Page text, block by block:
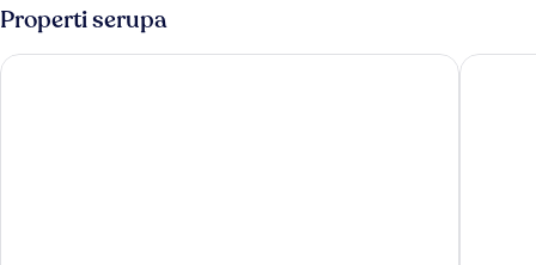
Air
Condition
Room
Properti serupa
Slumber Party Krabi Balcony